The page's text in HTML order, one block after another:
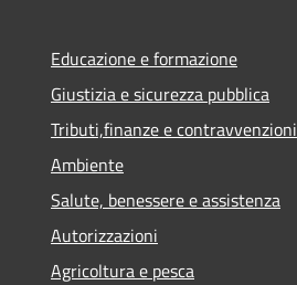
Educazione e formazione
Giustizia e sicurezza pubblica
Tributi,finanze e contravvenzioni
Ambiente
Salute, benessere e assistenza
Autorizzazioni
Agricoltura e pesca